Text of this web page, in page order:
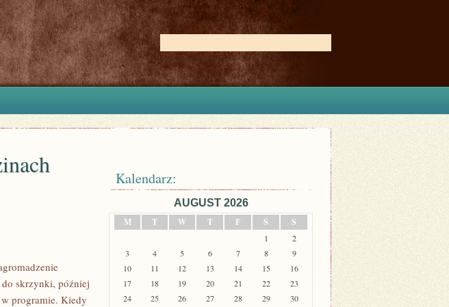
skrzynki, później
programie. Kiedy
Kalendarz:
AUGUST 2026
M
T W T F S S
1
2
3
4 5 6 7 8
9
10
11 12 13 14 15
16
17
18 19 20 21 22
23
24
25 26 27 28 29
30